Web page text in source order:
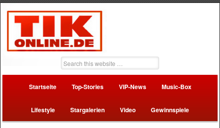
Startseite Top-Stories VIP-News Music-Box
Lifestyle Stargalerien Video Gewinnspiele